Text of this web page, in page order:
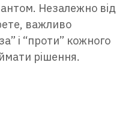
Незалежно від
важливо
і “проти” кожного
рішення.